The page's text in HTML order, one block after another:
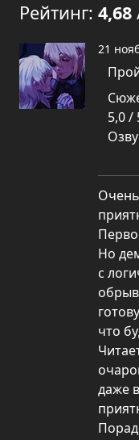
Рейтинг: 4,68
21
5,0 /
Но
с
что
даже